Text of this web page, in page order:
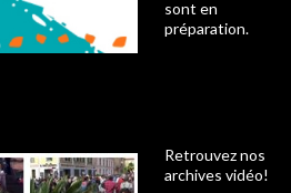
sont en
préparation.
Retrouvez nos
archives vidéo!